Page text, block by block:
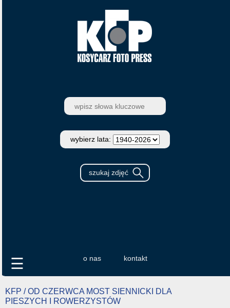
wybierz lata:
o nas kontakt
☰
KFP / OD CZERWCA MOST SIENNICKI DLA
PIESZYCH I ROWERZYSTÓW